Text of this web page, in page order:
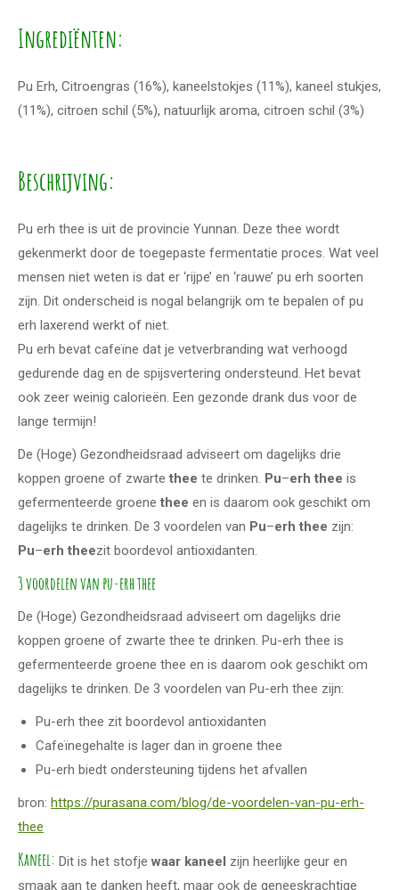
Ingrediënten:
Pu Erh, Citroengras (16%), kaneelstokjes (11%), kaneel stukjes,
(11%), citroen schil (5%), natuurlijk aroma, citroen schil (3%)
Beschrijving:
Pu erh thee is uit de provincie Yunnan. Deze thee wordt
gekenmerkt door de toegepaste fermentatie proces. Wat veel
mensen niet weten is dat er ‘rijpe’ en ‘rauwe’ pu erh soorten
zijn. Dit onderscheid is nogal belangrijk om te bepalen of pu
erh laxerend werkt of niet.
Pu erh bevat cafeïne dat je vetverbranding wat verhoogd
gedurende dag en de spijsvertering ondersteund. Het bevat
ook zeer weinig calorieën. Een gezonde drank dus voor de
lange termijn!
De (Hoge) Gezondheidsraad adviseert om dagelijks drie
koppen groene of zwarte thee te drinken. Pu–erh thee is
gefermenteerde groene thee en is daarom ook geschikt om
dagelijks te drinken. De 3 voordelen van Pu–erh thee zijn:
Pu–erh theezit boordevol antioxidanten.
3 voordelen van pu-erh thee
De (Hoge) Gezondheidsraad adviseert om dagelijks drie
koppen groene of zwarte thee te drinken. Pu-erh thee is
gefermenteerde groene thee en is daarom ook geschikt om
dagelijks te drinken. De 3 voordelen van Pu-erh thee zijn:
Pu-erh thee zit boordevol antioxidanten
Cafeïnegehalte is lager dan in groene thee
Pu-erh biedt ondersteuning tijdens het afvallen
bron: https://purasana.com/blog/de-voordelen-van-pu-erh-
thee
Kaneel: Dit is het stofje waar kaneel zijn heerlijke geur en
smaak aan te danken heeft, maar ook de geneeskrachtige